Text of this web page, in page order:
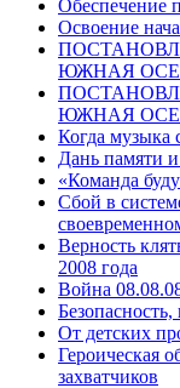
Обеспечение
Освоение
ЮЖНАЯ
ЮЖНАЯ
Когда музыка
Дань памяти
«Команда
Сбой в
Верность
2008 года
Война
От детских
Героическая
захватчиков